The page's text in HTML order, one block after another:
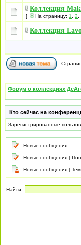
Коллекция
[ На страницу: 1 2
Коллекция
Форум о коллекциях
Кто сейчас на
Зарегистрированные
Новые сообщения
Новые сообщения [
Новые сообщения [
Найти: